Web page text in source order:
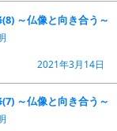
～仏像と向き合う～
2021年3月14日
～仏像と向き合う～